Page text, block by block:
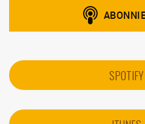
SPOTIFY